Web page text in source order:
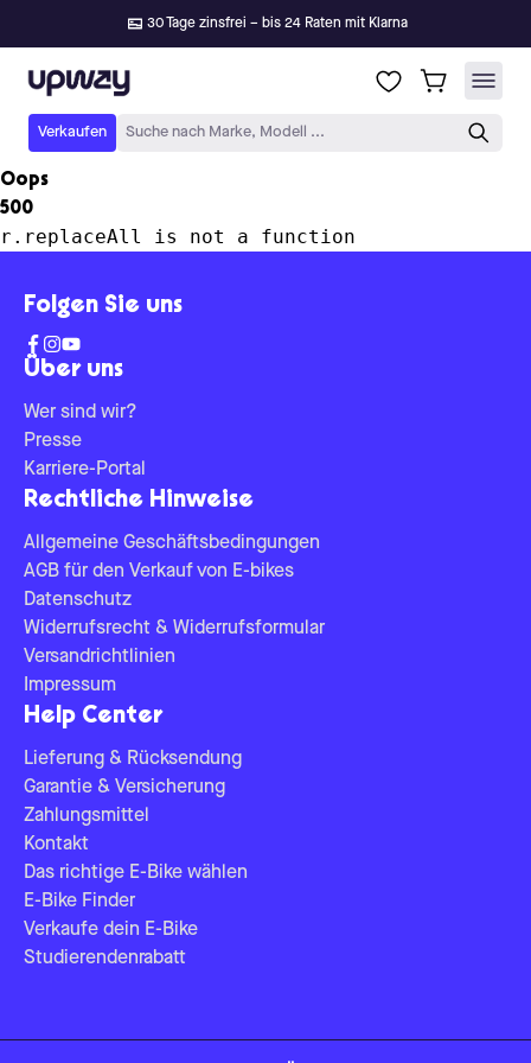
30 Tage zinsfrei – bis 24 Raten mit Klarna
Upway
Verkaufen Suche nach Marke, Modell ...
Oops
500
r.replaceAll is not a function
Über uns
Wer sind wir?
Presse
Karriere-Portal
Rechtliche Hinweise
Allgemeine Geschäftsbedingungen
AGB für den Verkauf von E-bikes
Datenschutz
Widerrufsrecht & Widerrufsformular
Versandrichtlinien
Impressum
Help Center
Lieferung & Rücksendung
Garantie & Versicherung
Zahlungsmittel
Kontakt
Das richtige E-Bike wählen
E-Bike Finder
Verkaufe dein E-Bike
Studierendenrabatt
Folgen Sie uns